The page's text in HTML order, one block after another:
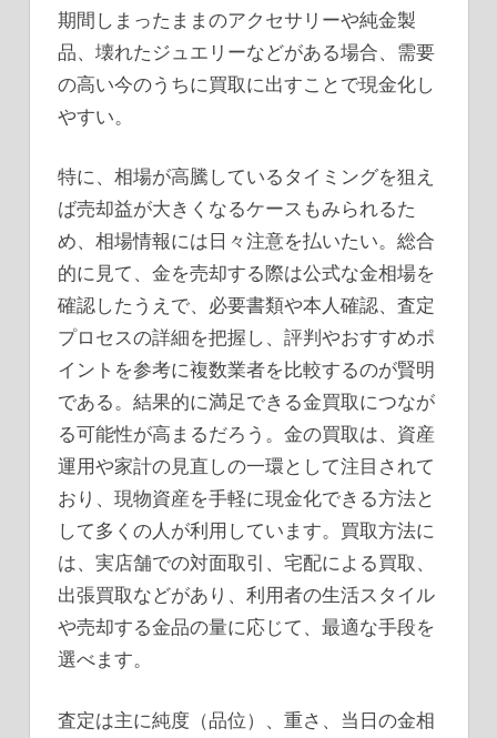
期間しまったままのアクセサリーや純金製
品、壊れたジュエリーなどがある場合、需要
の高い今のうちに買取に出すことで現金化し
やすい。
特に、相場が高騰しているタイミングを狙え
ば売却益が大きくなるケースもみられるた
め、相場情報には日々注意を払いたい。総合
的に見て、金を売却する際は公式な金相場を
確認したうえで、必要書類や本人確認、査定
プロセスの詳細を把握し、評判やおすすめポ
イントを参考に複数業者を比較するのが賢明
である。結果的に満足できる金買取につなが
る可能性が高まるだろう。金の買取は、資産
運用や家計の見直しの一環として注目されて
おり、現物資産を手軽に現金化できる方法と
して多くの人が利用しています。買取方法に
は、実店舗での対面取引、宅配による買取、
出張買取などがあり、利用者の生活スタイル
や売却する金品の量に応じて、最適な手段を
選べます。
査定は主に純度（品位）、重さ、当日の金相